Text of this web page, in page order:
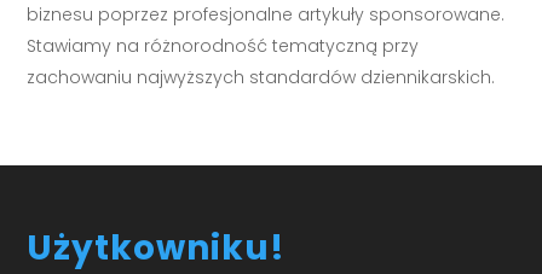
biznesu poprzez profesjonalne artykuły sponsorowane.
Stawiamy na różnorodność tematyczną przy
zachowaniu najwyższych standardów dziennikarskich.
Użytkowniku!